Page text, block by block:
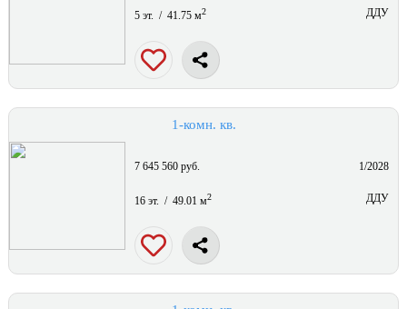
5 эт. / 41.75 м2 ДДУ
1-комн. кв.
7 645 560 руб. 1/2028
16 эт. / 49.01 м2 ДДУ